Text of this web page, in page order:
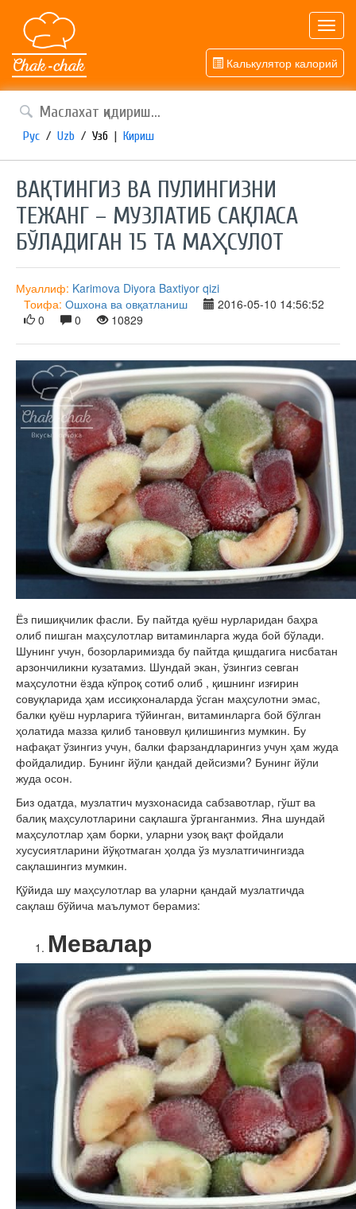
Калькулятор калорий
Рус / Uzb / Узб | Кириш
ВАҚТИНГИЗ ВА ПУЛИНГИЗНИ
ТЕЖАНГ – МУЗЛАТИБ САҚЛАСА
БЎЛАДИГАН 15 ТА МАҲСУЛОТ
Муаллиф: Karimova Diyora Baxtiyor qizi
Тоифа: Ошхона ва овқатланиш
2016-05-10 14:56:52
0
0 10829
Ёз пишиқчилик фасли. Бу пайтда қуёш нурларидан баҳра
олиб пишган маҳсулотлар витаминларга жуда бой бўлади.
Шунинг учун, бозорларимизда бу пайтда қишдагига нисбатан
арзончиликни кузатамиз. Шундай экан, ўзингиз севган
маҳсулотни ёзда кўпроқ сотиб олиб , қишнинг изғирин
совуқларида ҳам иссиқхоналарда ўсган маҳсулотни эмас,
балки қуёш нурларига тўйинган, витаминларга бой бўлган
ҳолатида мазза қилиб тановвул қилишингиз мумкин. Бу
нафақат ўзингиз учун, балки фарзандларингиз учун ҳам жуда
фойдалидир. Бунинг йўли қандай дейсизми? Бунинг йўли
жуда осон.
Биз одатда, музлатгич музхонасида сабзавотлар, гўшт ва
балиқ маҳсулотларини сақлашга ўрганганмиз. Яна шундай
маҳсулотлар ҳам борки, уларни узоқ вақт фойдали
хусусиятларини йўқотмаган ҳолда ўз музлатгичингизда
сақлашингиз мумкин.
Қўйида шу маҳсулотлар ва уларни қандай музлатгичда
сақлаш бўйича маълумот берамиз:
Мевалар